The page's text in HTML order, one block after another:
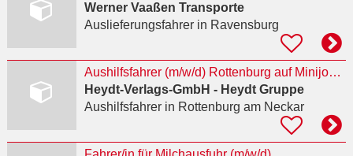
Werner Vaaßen Transporte
Auslieferungsfahrerin Ravensburg
Aushilfsfahrer (m/w/d) Rottenburg auf Minijob- oder Midijob-Basis
Heydt-Verlags-GmbH - Heydt Gruppe
Aushilfsfahrerin Rottenburg am Neckar